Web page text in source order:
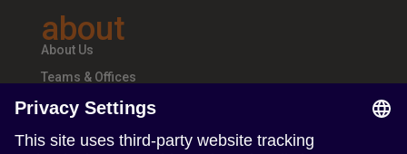
about
About Us
Teams & Offices
Careers